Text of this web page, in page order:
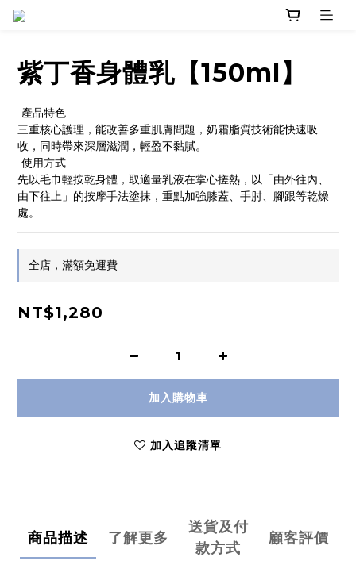
紫丁香身體乳【150ml】
-產品特色-
三重核心護理，能改善多重肌膚問題，奶霜脂質技術能快速吸
收，同時帶來深層滋潤，輕盈不黏膩。
-使用方式-
先以毛巾輕按乾身體，取適量乳液在掌心搓熱，以「由外往內、
由下往上」的按摩手法塗抹，重點加強膝蓋、手肘、腳跟等乾燥
處。
全店，滿額免運費
NT$1,280
加入購物車
加入追蹤清單
商品描述 了解更多
送貨及付
款方式
顧客評價